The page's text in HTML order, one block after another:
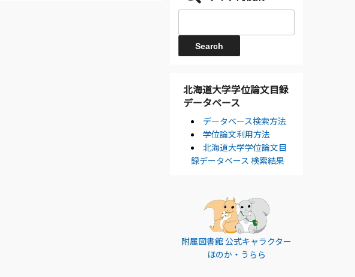
北海道大学学位論文目録
データベース
データベース検索方法
学位論文利用方法
北海道大学学位論文目
録データベース 検索結果
附属図書館 公式キャラクター
ほのか・うらら